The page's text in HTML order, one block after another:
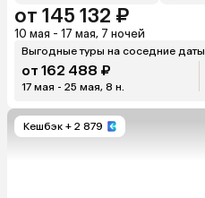
от 145 132 ₽
10 мая - 17 мая, 7 ночей
Выгодные туры на соседние даты
от 162 488 ₽
17 мая - 25 мая, 8 н.
Кешбэк + 2 879